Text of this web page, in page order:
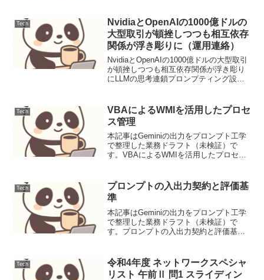
Tech
NvidiaとOpenAIの1000億ドルの
大型取引が頓挫しつつも相互依存
関係が浮き彫りに（運用連絡）
NvidiaとOpenAIの1000億ドルの大型取引
が頓挫しつつも相互依存関係が浮き彫り
にLLMの思考連鎖プロンプティング設計
せ対応を自動化するLLMプロンプトの...
Tech
VBAによるWMIを活用したプロセ
ス管理
本記事はGeminiの出力をプロンプト工学
で整理した業務ドラフト（未検証）で
す。VBAによるWMIを活用したプロセス
動、終了、実行状態の監視といったプロ
セス管理...
Tech
プロンプトの入出力契約と評価基
準
本記事はGeminiの出力をプロンプト工学
で整理した業務ドラフト（未検証）で
す。プロンプトの入出力契約と評価基準
トの品質はシステムの性能と信頼性に直
結します。本記事で...
Tech
令和4年度 ネットワークスペシャ
リスト 午前Ⅱ 問1 スライディン